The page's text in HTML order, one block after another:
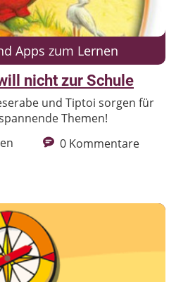
Apps zum Lernen
nicht zur Schule
und Tiptoi sorgen für
Themen!
0 Kommentare